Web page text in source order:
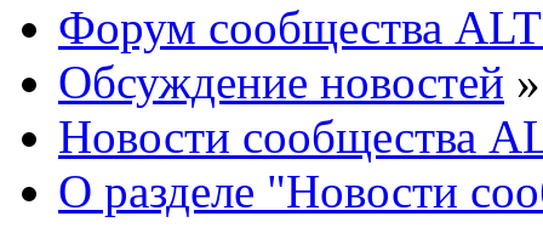
Форум сообщества
Обсуждение новостей »
Новости сообщества
О разделе "Новости